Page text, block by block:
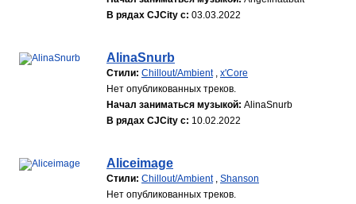
В рядах CJCity с: 03.03.2022
AlinaSnurb
Стили: Chillout/Ambient, x'Core
Нет опубликованных треков.
Начал заниматься музыкой: AlinaSnurb
В рядах CJCity с: 10.02.2022
Aliceimage
Стили: Chillout/Ambient, Shanson
Нет опубликованных треков.